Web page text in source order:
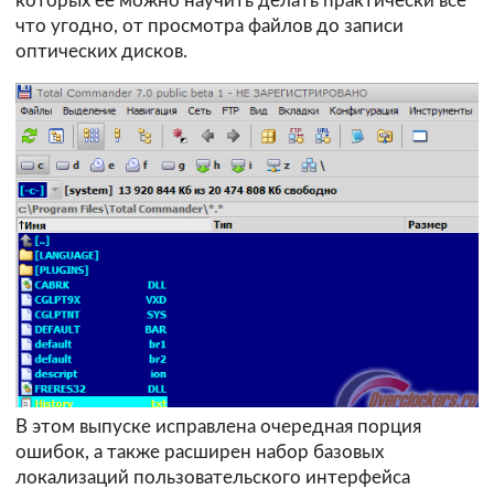
что угодно, от просмотра файлов до записи
оптических дисков.
В этом выпуске исправлена очередная порция
ошибок, а также расширен набор базовых
локализаций пользовательского интерфейса